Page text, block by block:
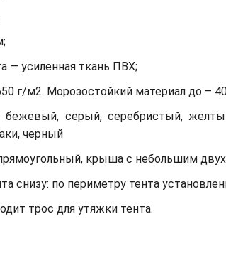
— усиленная ткань ПВХ;
г/м2. Морозостойкий материал до –
бежевый, серый, серебристый,
черный
крыша с небольшим
снизу: по периметру тента
трос для утяжки тента.